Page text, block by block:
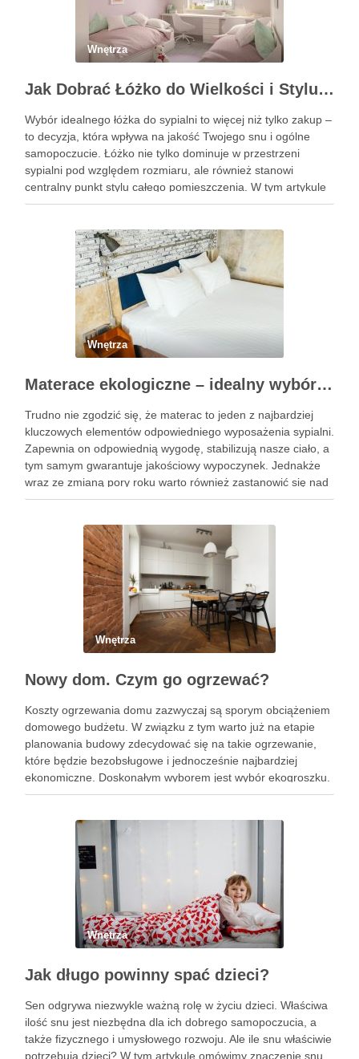
Wnętrza
Jak Dobrać Łóżko do Wielkości i Stylu Twojej Sypialni?
Wybór idealnego łóżka do sypialni to więcej niż tylko zakup –
to decyzja, która wpływa na jakość Twojego snu i ogólne
samopoczucie. Łóżko nie tylko dominuje w przestrzeni
sypialni pod względem rozmiaru, ale również stanowi
centralny punkt stylu całego pomieszczenia. W tym artykule
pomożemy Ci zrozumieć, jak dobrać odpowiednie łóżko, …
Wnętrza
Materace ekologiczne – idealny wybór na nadchodzącą wiosnę!
Trudno nie zgodzić się, że materac to jeden z najbardziej
kluczowych elementów odpowiedniego wyposażenia sypialni.
Zapewnia on odpowiednią wygodę, stabilizują nasze ciało, a
tym samym gwarantuje jakościowy wypoczynek. Jednakże
wraz ze zmianą pory roku warto również zastanowić się nad
zmianą swojego materaca. Być może zdecydujesz się na
Wnętrza
Nowy dom. Czym go ogrzewać?
Koszty ogrzewania domu zazwyczaj są sporym obciążeniem
domowego budżetu. W związku z tym warto już na etapie
planowania budowy zdecydować się na takie ogrzewanie,
które będzie bezobsługowe i jednocześnie najbardziej
ekonomiczne. Doskonałym wyborem jest wybór ekogroszku.
Ekogroszek – czym charakteryzuje się to paliwo opałowe? W
ekogroszkiem, warto …
Wnętrza
Jak długo powinny spać dzieci?
Sen odgrywa niezwykle ważną rolę w życiu dzieci. Właściwa
ilość snu jest niezbędna dla ich dobrego samopoczucia, a
także fizycznego i umysłowego rozwoju. Ale ile snu właściwie
potrzebują dzieci? W tym artykule omówimy znaczenie snu